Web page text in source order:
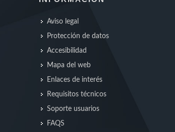
Aviso legal
Protección de datos
Accesibilidad
Mapa del web
Enlaces de interés
Requisitos técnicos
Soporte usuarios
FAQS